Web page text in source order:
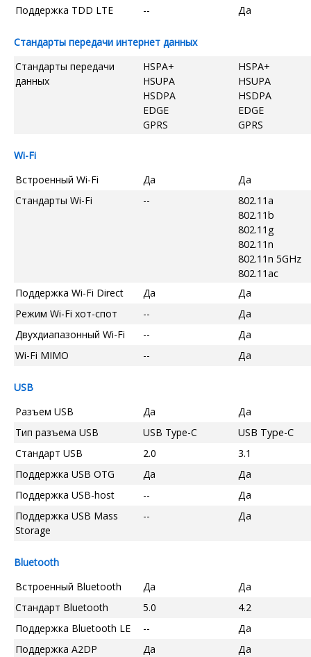
Поддержка TDD LTE -- Да
Стандарты передачи интернет данных
Стандарты передачи
данных
HSPA+
HSUPA
HSDPA
EDGE
GPRS
HSPA+
HSUPA
HSDPA
EDGE
GPRS
Wi-Fi
Встроенный Wi-Fi
Да
Да
Стандарты Wi-Fi
--
802.11a
802.11b
802.11g
802.11n
802.11n 5GHz
802.11ac
Поддержка Wi-Fi Direct
Да
Да
Режим Wi-Fi хот-спот
--
Да
Двухдиапазонный Wi-Fi
--
Да
Wi-Fi MIMO
-- Да
USB
Разъем USB
Да
Да
Тип разъема USB
USB Type-C
USB Type-C
Стандарт USB
2.0
3.1
Поддержка USB OTG
Да
Да
Поддержка USB-host
--
Да
Поддержка USB Mass
Storage
-- Да
Bluetooth
Встроенный Bluetooth
Да
Да
Стандарт Bluetooth
5.0
4.2
Поддержка Bluetooth LE
--
Да
Поддержка A2DP
Да
Да